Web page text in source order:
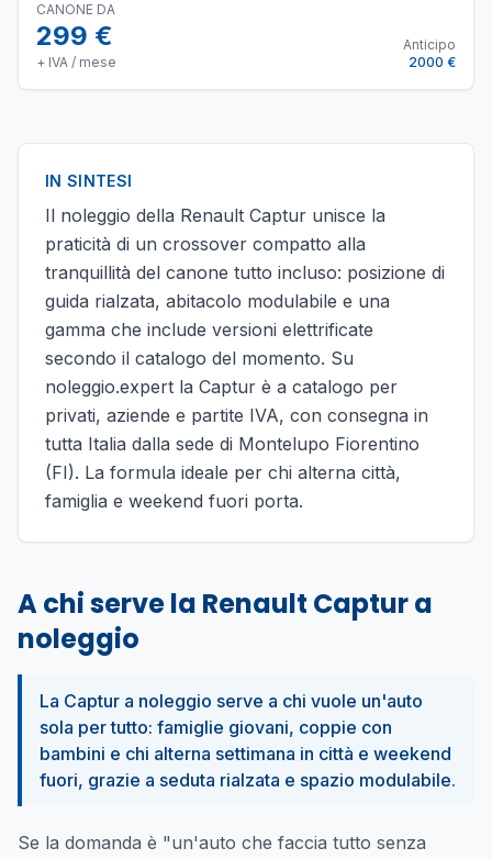
CANONE DA
299 €
+ IVA / mese
Anticipo
2000 €
IN SINTESI
Il noleggio della Renault Captur unisce la
praticità di un crossover compatto alla
tranquillità del canone tutto incluso: posizione di
guida rialzata, abitacolo modulabile e una
gamma che include versioni elettrificate
secondo il catalogo del momento. Su
noleggio.expert la Captur è a catalogo per
privati, aziende e partite IVA, con consegna in
tutta Italia dalla sede di Montelupo Fiorentino
(FI). La formula ideale per chi alterna città,
famiglia e weekend fuori porta.
A chi serve la Renault Captur a
noleggio
La Captur a noleggio serve a chi vuole un'auto
sola per tutto: famiglie giovani, coppie con
bambini e chi alterna settimana in città e weekend
fuori, grazie a seduta rialzata e spazio modulabile.
Se la domanda è "un'auto che faccia tutto senza